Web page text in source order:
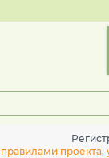
правилами проекта,